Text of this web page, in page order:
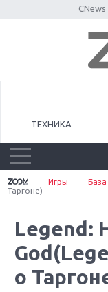
CNews
ТЕХНИКА
Игры База
Таргоне)
Legend:
о